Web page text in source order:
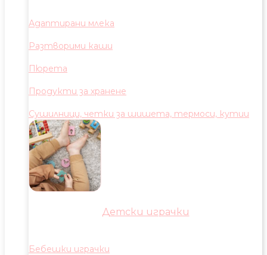
Адаптирани млека
Разтворими каши
Пюрета
Продукти за хранене
Сушилници, четки за шишета, термоси, кутии
Детски играчки
Бебешки играчки